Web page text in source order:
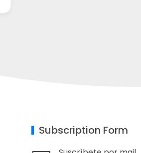
Subscription Form